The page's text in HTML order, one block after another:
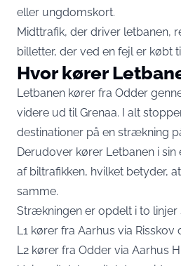
eller ungdomskort.
Midttrafik, der driver letbanen,
billetter, der ved en fejl er købt
Hvor kører
Letbanen kører fra Odder
videre ud til Grenaa. I alt
destinationer på en strækning
Derudover kører Letbanen i
af biltrafikken, hvilket betyder,
samme.
Strækningen er opdelt i to linjer
L1 kører fra Aarhus via Risskov
L2 kører fra Odder via Aarhus